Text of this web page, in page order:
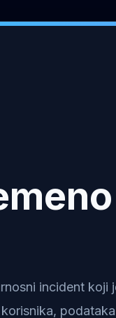
incident koji